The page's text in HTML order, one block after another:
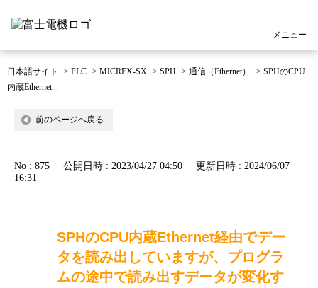
メニュー
日本語サイト > PLC > MICREX-SX > SPH > 通信（Ethernet） > SPHのCPU
内蔵Ethernet...
前のページへ戻る
No : 875 公開日時 : 2023/04/27 04:50
更新日時 : 2024/06/07
16:31
SPHのCPU内蔵Ethernet経由でデー
タを読み出していますが、プログラ
ムの途中で読み出すデータが変化す